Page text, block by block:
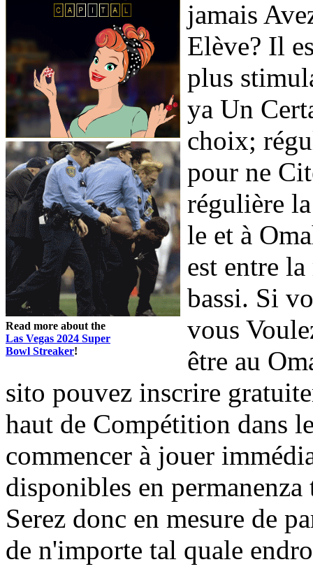
Read more about the
Las Vegas 2024 Super
Bowl Streaker!
jamais
Elève? Il
plus
ya Un
choix;
pour ne
régulière
le et à
est entre
bassi. Si
vous
être au
sito pouvez inscrire
haut de Compétition dans
commencer à jouer
disponibles en
Serez donc en mesure de
de n'importe tal quale